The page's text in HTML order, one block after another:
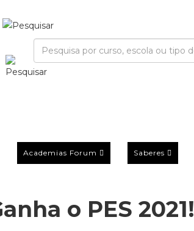
Academias Forum Saberes
o PES 2021!